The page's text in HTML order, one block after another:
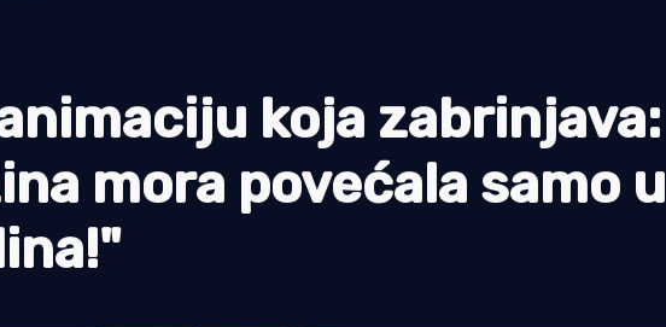
koja zabrinjava:
mora povećala samo u